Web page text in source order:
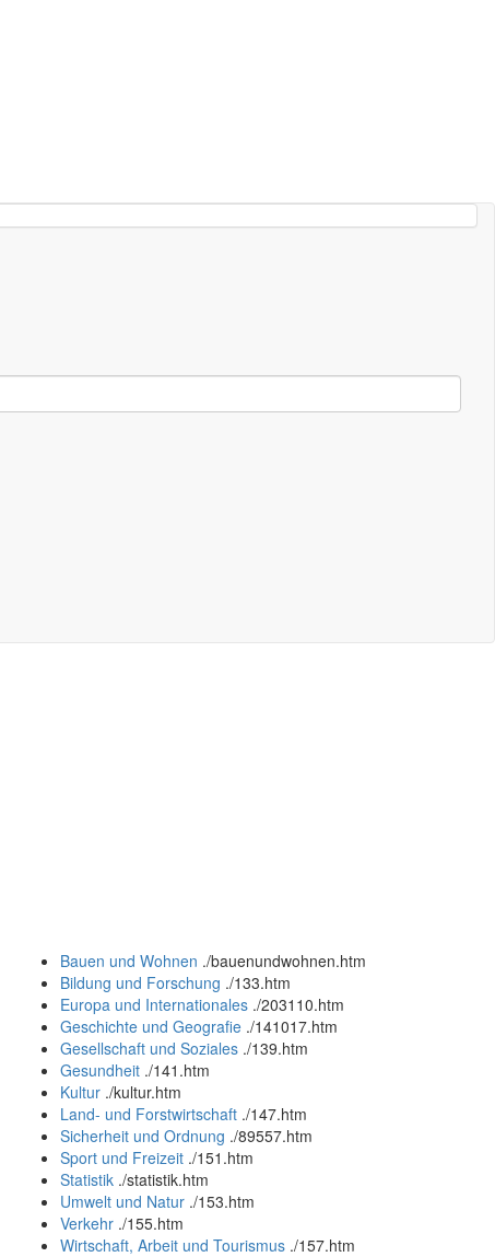
Bauen und Wohnen ./bauenundwohnen.htm
Bildung und Forschung ./133.htm
Europa und Internationales ./203110.htm
Geschichte und Geografie ./141017.htm
Gesellschaft und Soziales ./139.htm
Gesundheit ./141.htm
Kultur ./kultur.htm
Land- und Forstwirtschaft ./147.htm
Sicherheit und Ordnung ./89557.htm
Sport und Freizeit ./151.htm
Statistik ./statistik.htm
Umwelt und Natur ./153.htm
Verkehr ./155.htm
Wirtschaft, Arbeit und Tourismus ./157.htm